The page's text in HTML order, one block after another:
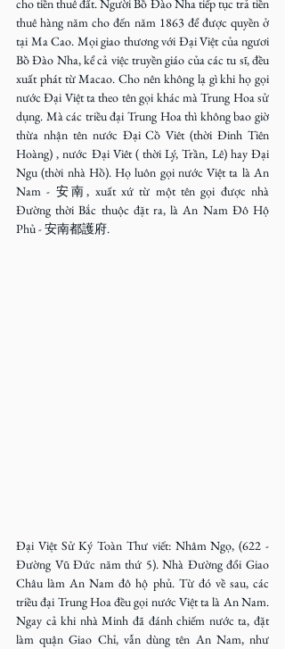
cho tiền thuê đất. Người Bồ Đào Nha tiếp tục trả tiền
thuê hàng năm cho đến năm 1863 để được quyền ở
tại Ma Cao. Mọi giao thương với Đại Việt của ngươi
Bồ Đào Nha, kể cả việc truyền giáo của các tu sĩ, đều
xuất phát từ Macao. Cho nên không lạ gì khi họ gọi
nước Đại Việt ta theo tên gọi khác mà Trung Hoa sử
dụng. Mà các triều đại Trung Hoa thì không bao giờ
thừa nhận tên nước Đại Cồ Viêt (thời Đinh Tiên
Hoàng) , nước Đại Viêt ( thời Lý, Trần, Lê) hay Đại
Ngu (thời nhà Hồ). Họ luôn gọi nước Việt ta là An
Nam - 安南, xuất xứ từ một tên gọi được nhà
Đường thời Bắc thuộc đặt ra, là An Nam Đô Hộ
Phủ - 安南都護府.
Đại Việt Sử Ký Toàn Thư viết: Nhâm Ngọ, (622 -
Đường Vũ Đức năm thứ 5). Nhà Đường đổi Giao
Châu làm An Nam đô hộ phủ. Từ đó về sau, các
triều đại Trung Hoa đều gọi nước Việt ta là An Nam.
Ngay cả khi nhà Minh đã đánh chiếm nước ta, đặt
làm quận Giao Chỉ, vẫn dùng tên An Nam, như